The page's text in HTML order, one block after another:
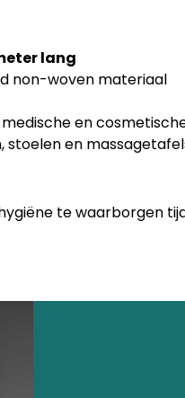
lang
non-woven materiaal
en
stoelen en
te waarborgen